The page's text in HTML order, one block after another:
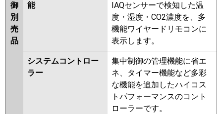
御
別
売
品
能
IAQセンサーで検知した温
度・湿度・CO2濃度を、多
機能ワイヤードリモコンに
表示します。
システムコントロー
ラー
集中制御の管理機能に省エ
ネ、タイマー機能など多彩
な機能を追加したハイコス
トパフォーマンスのコント
ローラーです。